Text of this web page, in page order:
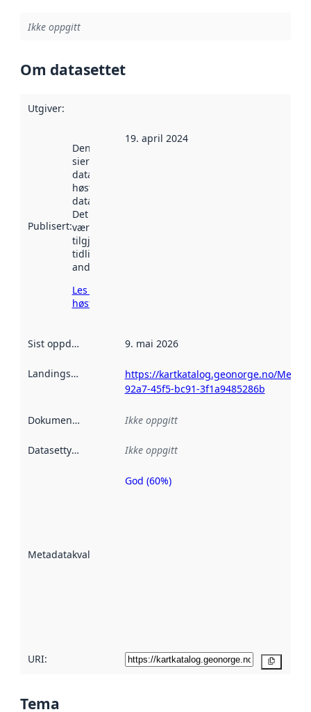
Ikke oppgitt
Om datasettet
Utgiver:
Publisert:
Denne datoen
sier når
datasettet ble
høstet av
data.norge.no.
Det kan ha
vært
tilgjengelig
tidligere
andre steder.
Les mer om
høsting her
19. april 2024
Sist oppdatert 9. mai 2026
Landingsside
https://kartkatalog.geonorge.no/
92a7-45f5-bc91-3f1a9485286b
Dokumentasjon Ikke oppgitt
Datasettype Ikke oppgitt
Metadatakvalitet
Metadatakvalitet
God (60%)
URI:
Tema